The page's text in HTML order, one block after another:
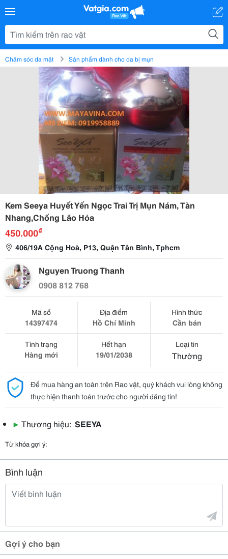
Chăm sóc da mặt Sản phẩm dành cho da bị mụn
Kem Seeya Huyết Yến Ngọc Trai Trị Mụn Nám, Tàn
Nhang,Chống Lão Hóa
450.000₫
406/19A Cộng Hoà, P13, Quận Tân Bình, Tphcm
Nguyen Truong Thanh
0908 812 768
Mã số
14397474
Địa điểm
Hồ Chí Minh
Hình thức
Cần bán
Tình trạng
Hàng mới
Hết hạn
19/01/2038
Loại tin
Thường
Để mua hàng an toàn trên Rao vặt, quý khách vui lòng không
thực hiện thanh toán trước cho người đăng tin!
▶ Thương hiệu: SEEYA
Từ khóa gợi ý:
Bình luận
Gợi ý cho bạn